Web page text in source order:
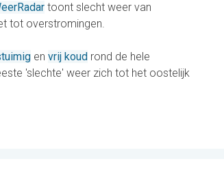
toont slecht weer van
tot overstromingen.
en vrij koud rond de hele
'slechte' weer zich tot het oostelijk